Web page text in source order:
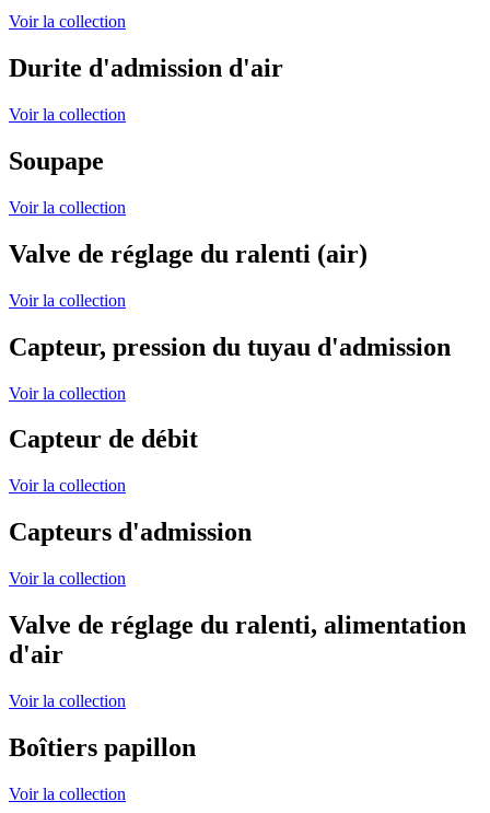
Voir la collection
Durite d'admission d'air
Voir la collection
Soupape
Voir la collection
Valve de réglage du ralenti (air)
Voir la collection
Capteur, pression du tuyau d'admission
Voir la collection
Capteur de débit
Voir la collection
Capteurs d'admission
Voir la collection
Valve de réglage du ralenti, alimentation
d'air
Voir la collection
Boîtiers papillon
Voir la collection